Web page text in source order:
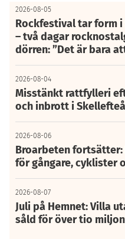
2026-08-05
Rockfestival tar form
– två dagar
dörren: ”Det är bara
2026-08-04
Misstänkt rattfylleri
och inbrott i
2026-08-06
Broarbeten fortsätter:
för gångare, cyklister
2026-08-07
Juli på Hemnet: Villa
såld för över tio